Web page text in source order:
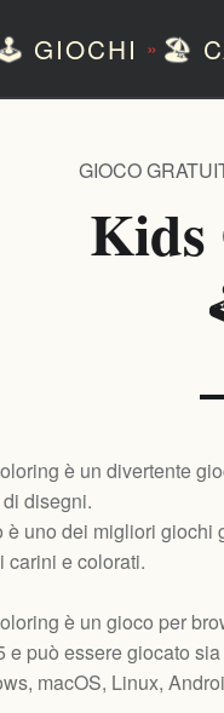
GIOCHI » 🏖️
Kids
GIOCO
è un divertente
disegni.
è uno dei migliori giochi
carini e colorati.
è un gioco per
e può essere giocato
macOS, Linux,